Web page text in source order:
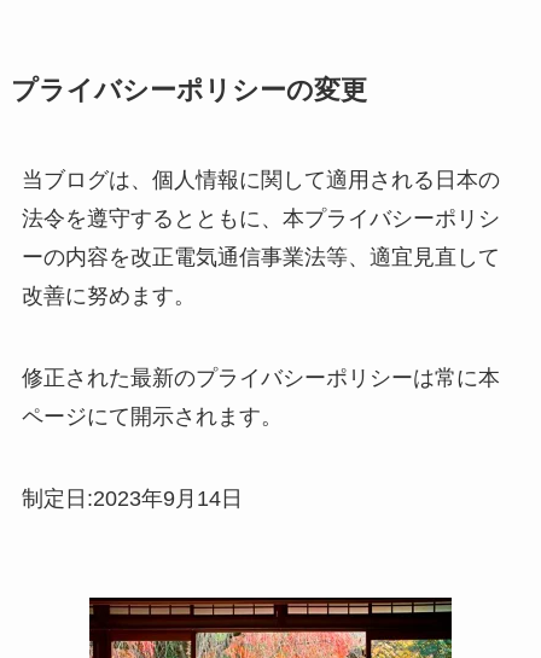
プライバシーポリシーの変更
当ブログは、個人情報に関して適用される日本の
法令を遵守するとともに、本プライバシーポリシ
ーの内容を改正電気通信事業法等、適宜見直して
改善に努めます。
修正された最新のプライバシーポリシーは常に本
ページにて開示されます。
制定日:2023年9月14日